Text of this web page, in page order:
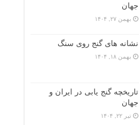
جهان
بهمن ۲۷, ۱۴۰۴
نشانه های گنج روی سنگ
بهمن ۱۸, ۱۴۰۴
تاریخچه گنج‌ یابی در ایران و
جهان
تیر ۲۲, ۱۴۰۴